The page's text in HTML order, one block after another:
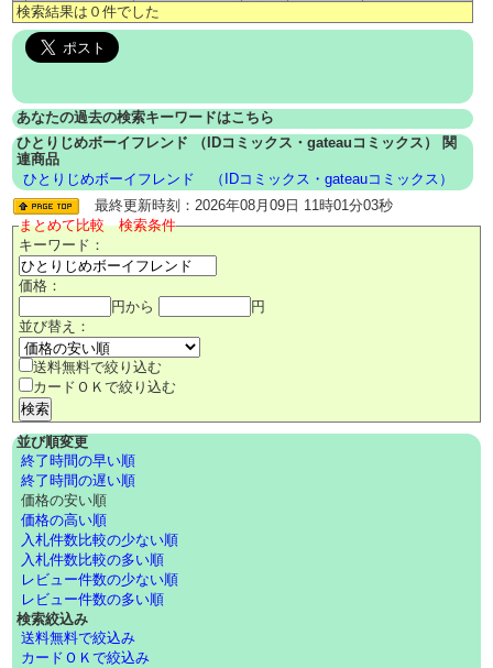
検索結果は０件でした
あなたの過去の検索キーワードはこちら
ひとりじめボーイフレンド （IDコミックス・gateauコミックス） 関
連商品
ひとりじめボーイフレンド
（IDコミックス・gateauコミックス）
最終更新時刻：2026年08月09日 11時01分03秒
まとめて比較 検索条件
キーワード：
価格：
円から
円
並び替え：
送料無料で絞り込む
カードＯＫで絞り込む
並び順変更
終了時間の早い順
終了時間の遅い順
価格の安い順
価格の高い順
入札件数比較の少ない順
入札件数比較の多い順
レビュー件数の少ない順
レビュー件数の多い順
検索絞込み
送料無料で絞込み
カードＯＫで絞込み